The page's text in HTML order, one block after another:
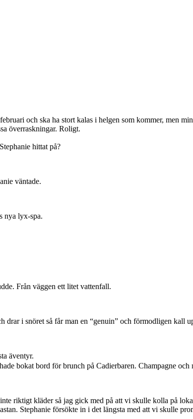
och ska ha stort kalas i helgen som kommer, men
överraskningar. Roligt.
hittat på?
väntade.
nya lyx-spa.
Från väggen ett litet vattenfall.
i snöret så får man en “genuin” och förmodligen kall
äventyr.
bokat bord för brunch på Cadierbaren. Champagne och
riktigt kläder så jag gick med på att vi skulle kolla på
Stephanie försökte in i det längsta med att vi skulle